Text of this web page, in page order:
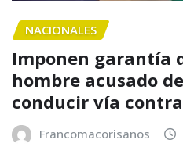
NACIONALES
Imponen garantía
hombre acusado
conducir vía
Francomacorisanos